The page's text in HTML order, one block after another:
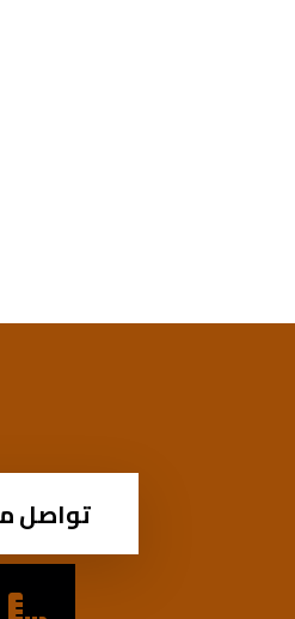
تواصل